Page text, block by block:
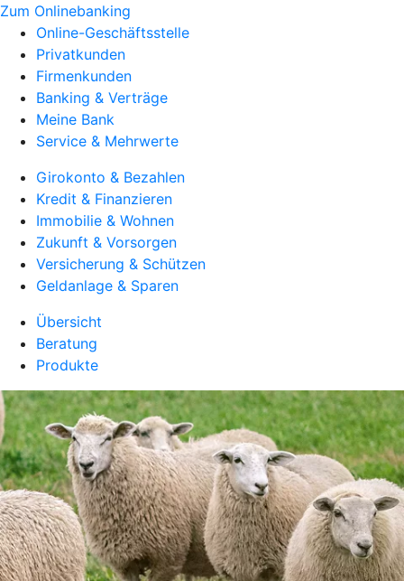
Zum Onlinebanking
Online-Geschäftsstelle
Privatkunden
Firmenkunden
Banking & Verträge
Meine Bank
Service & Mehrwerte
Girokonto & Bezahlen
Kredit & Finanzieren
Immobilie & Wohnen
Zukunft & Vorsorgen
Versicherung & Schützen
Geldanlage & Sparen
Übersicht
Beratung
Produkte